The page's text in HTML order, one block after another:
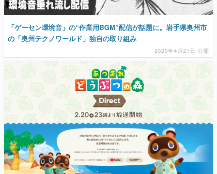
「ゲーセン環境音」の“作業用BGM”配信が話題に。岩手県奥州市
の「奥州テクノワールド」独自の取り組み
2020年4月21日 公開